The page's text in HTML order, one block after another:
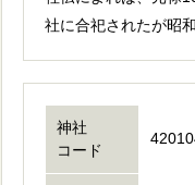
社に合祀されたが昭
神社
コード